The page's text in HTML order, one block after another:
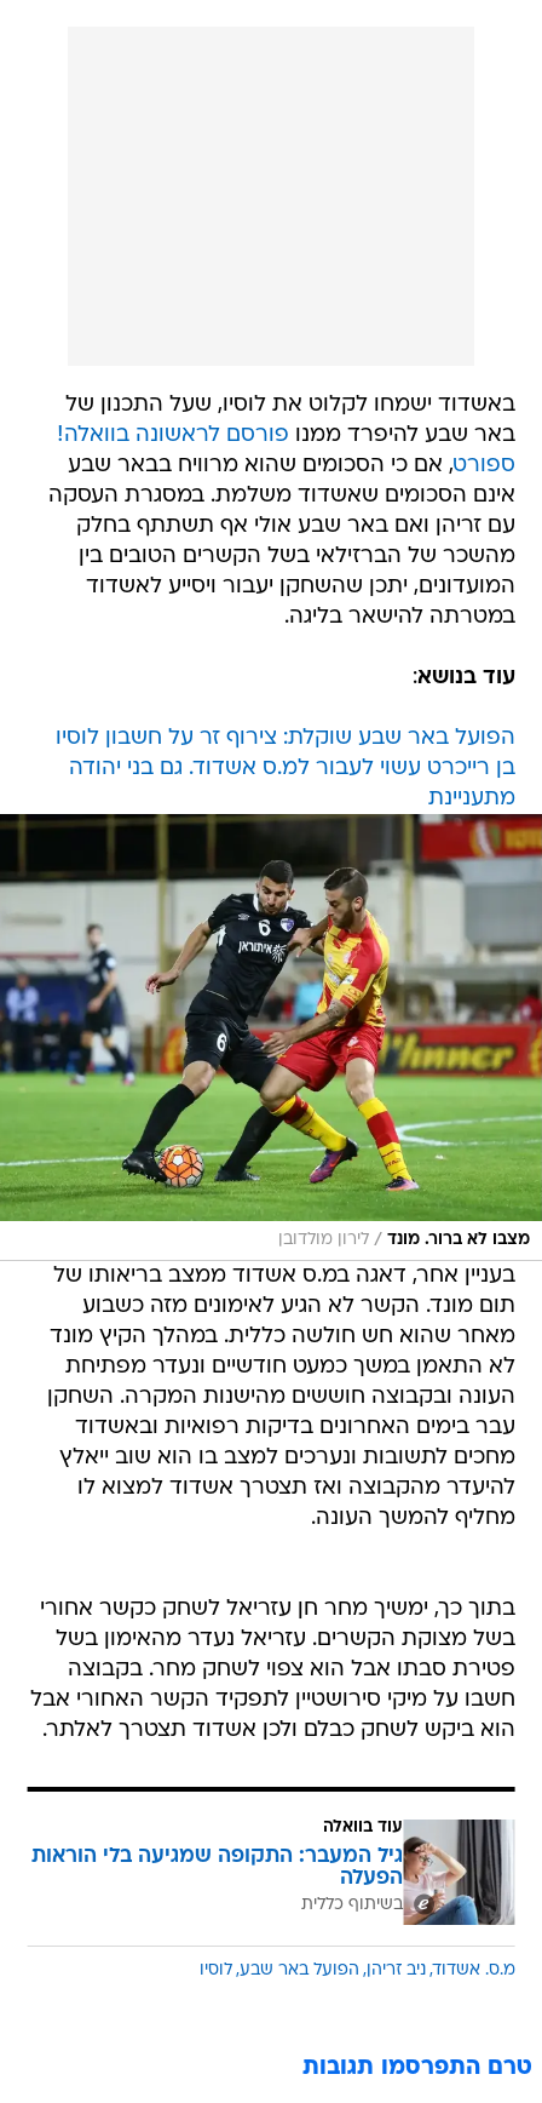
באשדוד ישמחו לקלוט את לוסיו, שעל התכנון של
באר שבע להיפרד ממנו פורסם לראשונה בוואלה!
ספורט, אם כי הסכומים שהוא מרוויח בבאר שבע
אינם הסכומים שאשדוד משלמת. במסגרת העסקה
עם זריהן ואם באר שבע אולי אף תשתתף בחלק
מהשכר של הברזילאי בשל הקשרים הטובים בין
המועדונים, יתכן שהשחקן יעבור ויסייע לאשדוד
במטרתה להישאר בליגה.
עוד בנושא:
הפועל באר שבע שוקלת: צירוף זר על חשבון לוסיו
בן רייכרט עשוי לעבור למ.ס אשדוד. גם בני יהודה
מתעניינת
מצבו לא ברור. מונד / לירון מולדובן
בעניין אחר, דאגה במ.ס אשדוד ממצב בריאותו של
תום מונד. הקשר לא הגיע לאימונים מזה כשבוע
מאחר שהוא חש חולשה כללית. במהלך הקיץ מונד
לא התאמן במשך כמעט חודשיים ונעדר מפתיחת
העונה ובקבוצה חוששים מהישנות המקרה. השחקן
עבר בימים האחרונים בדיקות רפואיות ובאשדוד
מחכים לתשובות ונערכים למצב בו הוא שוב ייאלץ
להיעדר מהקבוצה ואז תצטרך אשדוד למצוא לו
מחליף להמשך העונה.
בתוך כך, ימשיך מחר חן עזריאל לשחק כקשר אחורי
בשל מצוקת הקשרים. עזריאל נעדר מהאימון בשל
פטירת סבתו אבל הוא צפוי לשחק מחר. בקבוצה
חשבו על מיקי סירושטיין לתפקיד הקשר האחורי אבל
הוא ביקש לשחק כבלם ולכן אשדוד תצטרך לאלתר.
עוד בוואלה
גיל המעבר: התקופה שמגיעה בלי הוראות
הפעלה
בשיתוף כללית
מ.ס. אשדוד ניב זריהן הפועל באר שבע לוסיו
טרם התפרסמו תגובות